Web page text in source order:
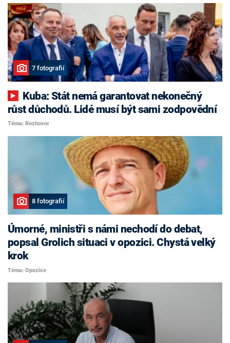
7 fotografií
růst důchodů. Lidé musí být sami zodpovědní
Téma: Rozhovor
8 fotografií
Úmorné, ministři s námi nechodí do debat,
popsal Grolich situaci v opozici. Chystá velký
krok
Téma: Opozice